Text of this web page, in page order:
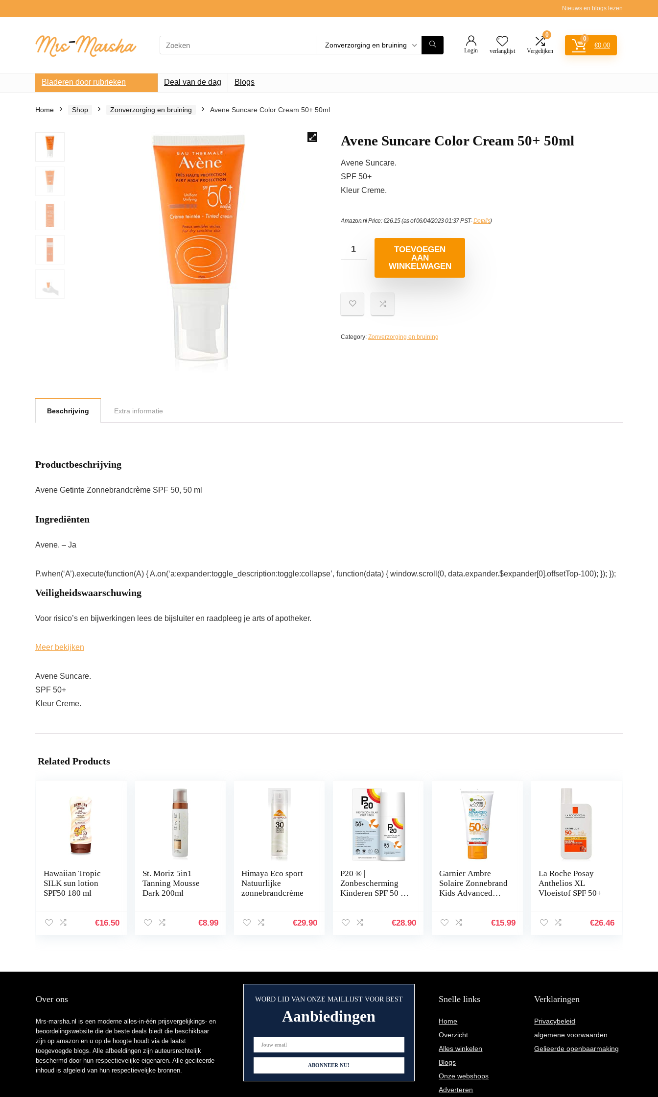
Nieuws en blogs lezen
Search
for:
Zonverzorging en bruining
Login verlanglijst
0
Vergelijken
0
€0.00
Bladeren door rubrieken Deal van de dag Blogs
Home Shop Zonverzorging en bruining Avene Suncare Color Cream 50+ 50ml
Avene Suncare Color Cream 50+ 50ml
Avene Suncare.
SPF 50+
Kleur Creme.
Amazon.nl Price:€26.15(as of 06/04/2023 01:37 PST-Details)
TOEVOEGEN
AAN
WINKELWAGEN
Category: Zonverzorging en bruining
Beschrijving Extra informatie
Productbeschrijving
Avene Getinte Zonnebrandcrème SPF 50, 50 ml
Ingrediënten
Avene. – Ja
P.when(‘A’).execute(function(A) { A.on(‘a:expander:toggle_description:toggle:collapse’, function(data) { window.scroll(0, data.expander.$expander[0].offsetTop-100); }); });
Veiligheidswaarschuwing
Voor risico’s en bijwerkingen lees de bijsluiter en raadpleeg je arts of apotheker.
Meer bekijken
Avene Suncare.
SPF 50+
Kleur Creme.
Related Products
Hawaiian Tropic
SILK sun lotion
SPF50 180 ml
€16.50
St. Moriz 5in1
Tanning Mousse
Dark 200ml
€8.99
Himaya Eco sport
Natuurlijke
zonnebrandcrème
€29.90
P20 ® |
Zonbescherming
Kinderen SPF 50 |
50 in spray formaat
€28.90
Garnier Ambre
Solaire Zonnebrand
Kids Advanced
€15.99
La Roche Posay
Anthelios XL
Vloeistof SPF 50+
€26.46
Over ons
Mrs-marsha.nl is een moderne alles-in-één prijsvergelijkings- en
beoordelingswebsite die de beste deals biedt die beschikbaar
zijn op amazon en u op de hoogte houdt via de laatst
toegevoegde blogs. Alle afbeeldingen zijn auteursrechtelijk
beschermd door hun respectievelijke eigenaren. Alle geciteerde
inhoud is afgeleid van hun respectievelijke bronnen.
WORD LID VAN ONZE MAILLIJST VOOR BEST
Aanbiedingen
Snelle links
Home
Overzicht
Alles winkelen
Blogs
Onze webshops
Adverteren
Verklaringen
Privacybeleid
algemene voorwaarden
Gelieerde openbaarmaking